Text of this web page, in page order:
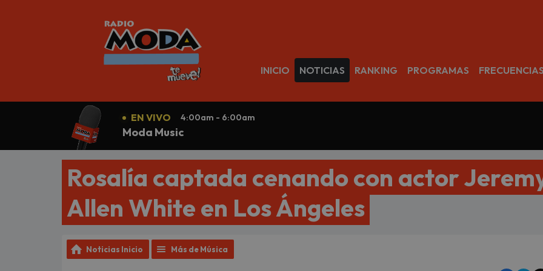
INICIO NOTICIAS RANKING PROGRAMAS FRECUENCIAS
EN VIVO 4:00am - 6:00am
Moda Music
Rosalía captada cenando con actor
Allen White en Los Ángeles
Noticias Inicio Más de Música